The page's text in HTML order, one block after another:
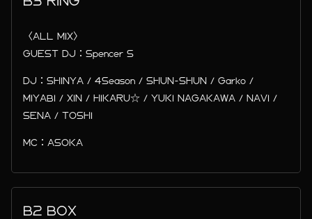
〈ALL MIX〉
GUEST DJ：Spencer S
DJ：SHINYA / 4Season / SHUN-SHUN / Garko /
MIYABI / XIN / HIKARU☆ / YUKI NAGAKAWA / NAVI /
SENA / TOSHI
MC：ASOKA
B2 BOX